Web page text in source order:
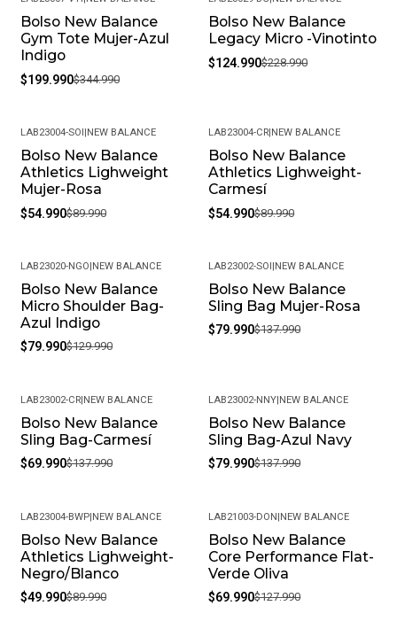
-42%
Bolso New Balance
Gym Tote Mujer-Azul
Indigo
$199.990$344.990
-45%
Bolso New Balance
Legacy Micro -Vinotinto
$124.990$228.990
-39%
LAB23004-SOI NEW BALANCE
Bolso New Balance
Athletics Lighweight
Mujer-Rosa
$54.990$89.990
-39%
LAB23004-CR NEW BALANCE
Bolso New Balance
Athletics Lighweight-
Carmesí
$54.990$89.990
-38%
LAB23020-NGO NEW BALANCE
Bolso New Balance
Micro Shoulder Bag-
Azul Indigo
$79.990$129.990
-42%
LAB23002-SOI NEW BALANCE
Bolso New Balance
Sling Bag Mujer-Rosa
$79.990$137.990
-49%
LAB23002-CR| NEW BALANCE
Bolso New Balance
Sling Bag-Carmesí
$69.990$137.990
-42%
LAB23002-NNY NEW BALANCE
Bolso New Balance
Sling Bag-Azul Navy
$79.990$137.990
-44%
LAB23004-BWP| NEW BALANCE
Bolso New Balance
Athletics Lighweight-
Negro/Blanco
$49.990$89.990
-45%
LAB21003-DON NEW BALANCE
Bolso New Balance
Core Performance Flat-
Verde Oliva
$69.990$127.990